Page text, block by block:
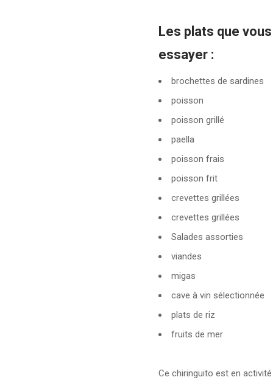
Les plats que
essayer :
brochettes de sardines
poisson
poisson grillé
paella
poisson frais
poisson frit
crevettes grillées
crevettes grillées
Salades assorties
viandes
migas
cave à vin sélectionnée
plats de riz
fruits de mer
Ce chiringuito est en activité